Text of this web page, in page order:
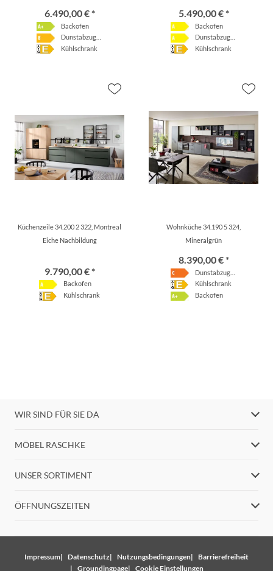
6.490,00 € *
Backofen
Dunstabzugshaube
Kühlschrank
5.490,00 € *
Backofen
Dunstabzugshaube
Kühlschrank
Küchenzeile 34.200 2 322, Montreal
Eiche Nachbildung
9.790,00 € *
Backofen
Kühlschrank
Wohnküche 34.190 5 324,
Mineralgrün
8.390,00 € *
Dunstabzugshaube
Kühlschrank
Backofen
WIR SIND FÜR SIE DA
MÖBEL RASCHKE
UNSER SORTIMENT
ÖFFNUNGSZEITEN
Impressum Datenschutz Nutzungsbedingungen
Barrierefreiheit
Groundingpage
Cookie Einstellungen